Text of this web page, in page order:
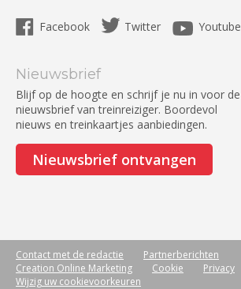
Facebook Twitter Youtube
Nieuwsbrief
Blijf op de hoogte en schrijf je nu in voor de
nieuwsbrief van treinreiziger. Boordevol
nieuws en treinkaartjes aanbiedingen.
Nieuwsbrief ontvangen
Contact met de redactie
Partnerberichten
Creation Online Marketing
Cookie
Privacy
Wijzig uw cookievoorkeuren